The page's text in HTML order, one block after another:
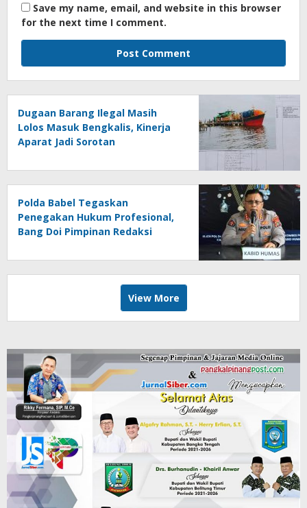
Save my name, email, and website in this browser
for the next time I comment.
Dugaan Barang Ilegal Masih
Lolos Masuk Bengkalis, Kinerja
Aparat Jadi Sorotan
Polda Babel Tegaskan
Penegakan Hukum Profesional,
Bang Doi Pimpinan Redaksi
Dua Kali Tak Hadiri Panggilan
View More